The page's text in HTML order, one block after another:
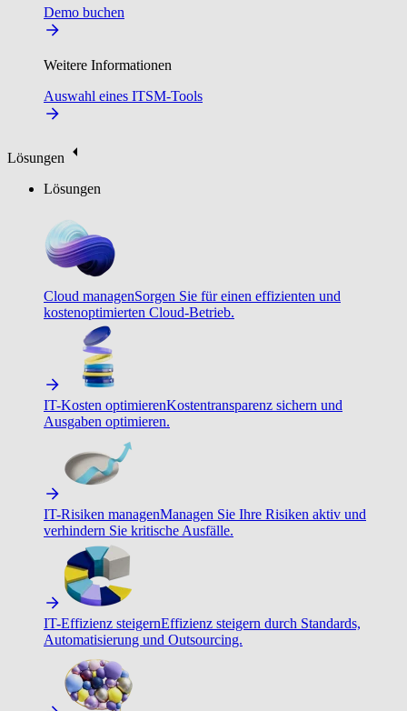
Demo buchen
Weitere Informationen
Auswahl eines ITSM-Tools
Lösungen
Lösungen
Cloud managenSorgen Sie für einen effizienten und
kostenoptimierten Cloud-Betrieb.
IT-Kosten optimierenKostentransparenz sichern und
Ausgaben optimieren.
IT-Risiken managenManagen Sie Ihre Risiken aktiv und
verhindern Sie kritische Ausfälle.
IT-Effizienz steigernEffizienz steigern durch Standards,
Automatisierung und Outsourcing.